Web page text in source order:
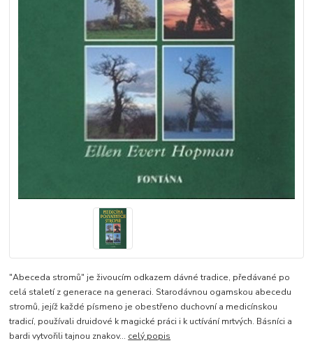
"Abeceda stromů" je živoucím odkazem dávné tradice, předávané po
celá staletí z generace na generaci. Starodávnou ogamskou abecedu
stromů, jejíž každé písmeno je obestřeno duchovní a medicínskou
tradicí, používali druidové k magické práci i k uctívání mrtvých. Básníci a
bardi vytvořili tajnou znakov... celý popis